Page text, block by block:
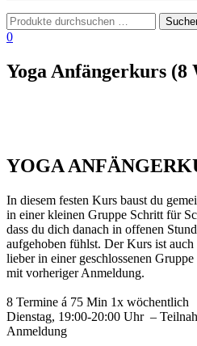
0
Yoga Anfängerkurs (8
YOGA
In diesem festen Kurs baust du
in einer kleinen Gruppe Schritt für
dass du dich danach in offenen
aufgehoben fühlst. Der Kurs ist
lieber in einer geschlossenen
mit vorheriger Anmeldung.
8 Termine á 75 Min 1x wöchentlich
Dienstag, 19:00-20:00 Uhr –
Anmeldung